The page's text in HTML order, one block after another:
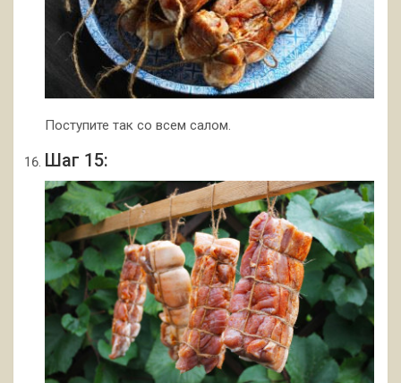
Поступите так со всем салом.
Шаг 15: